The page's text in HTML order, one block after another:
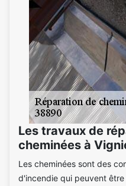
Les travaux de
cheminées à
Les cheminées sont des
d'incendie qui peuvent